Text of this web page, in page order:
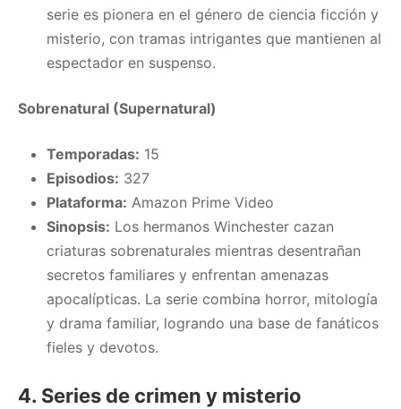
serie es pionera en el género de ciencia ficción y
misterio, con tramas intrigantes que mantienen al
espectador en suspenso.
Sobrenatural (Supernatural)
Temporadas: 15
Episodios: 327
Plataforma: Amazon Prime Video
Sinopsis: Los hermanos Winchester cazan
criaturas sobrenaturales mientras desentrañan
secretos familiares y enfrentan amenazas
apocalípticas. La serie combina horror, mitología
y drama familiar, logrando una base de fanáticos
fieles y devotos.
4. Series de crimen y misterio